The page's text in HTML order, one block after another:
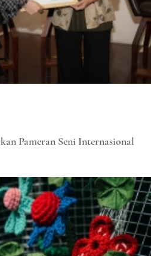
Pameran Seni Internasional